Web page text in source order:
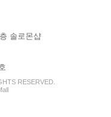
솔로몬샵
RESERVED.